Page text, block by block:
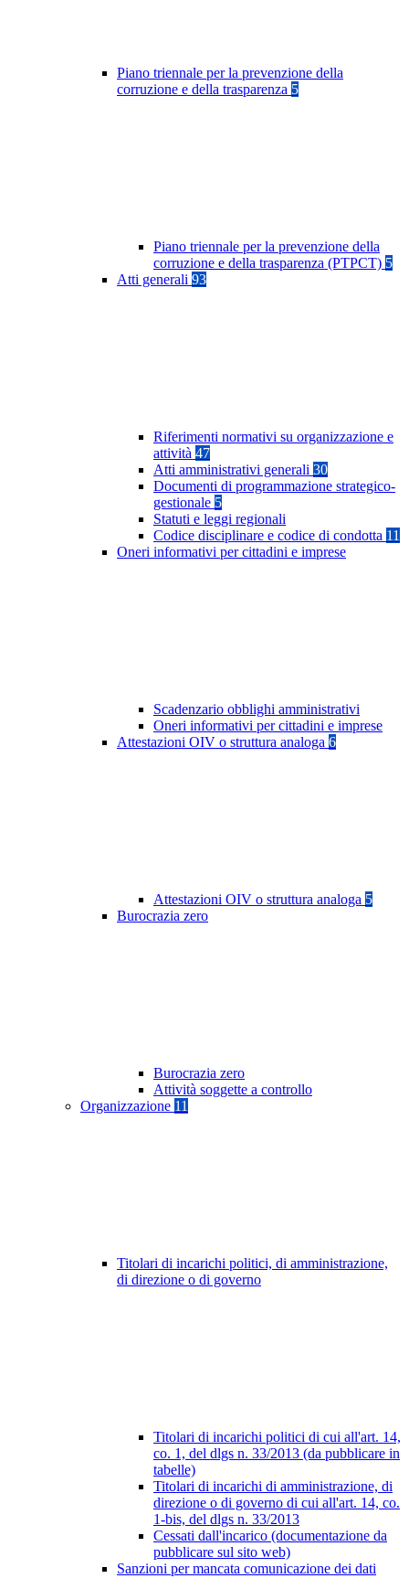
Piano triennale per la prevenzione della
corruzione e della trasparenza 5
Piano triennale per la prevenzione della
corruzione e della trasparenza (PTPCT) 5
Atti generali 93
Riferimenti normativi su organizzazione e
attività 47
Atti amministrativi generali 30
Documenti di programmazione strategico-
gestionale 5
Statuti e leggi regionali
Codice disciplinare e codice di condotta 11
Oneri informativi per cittadini e imprese
Scadenzario obblighi amministrativi
Oneri informativi per cittadini e imprese
Attestazioni OIV o struttura analoga 6
Attestazioni OIV o struttura analoga 5
Burocrazia zero
Burocrazia zero
Attività soggette a controllo
Organizzazione 11
Titolari di incarichi politici, di amministrazione,
di direzione o di governo
Titolari di incarichi politici di cui all'art. 14,
co. 1, del dlgs n. 33/2013 (da pubblicare in
tabelle)
Titolari di incarichi di amministrazione, di
direzione o di governo di cui all'art. 14, co.
1-bis, del dlgs n. 33/2013
Cessati dall'incarico (documentazione da
pubblicare sul sito web)
Sanzioni per mancata comunicazione dei dati